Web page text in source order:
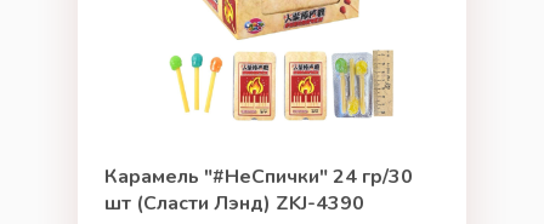
Карамель "#НеСпички" 24 гр/30
шт (Сласти Лэнд) ZKJ-4390